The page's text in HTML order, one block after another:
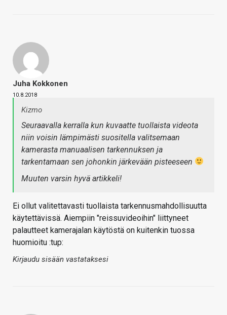
Juha Kokkonen
10.8.2018
Kizmo
Seuraavalla kerralla kun kuvaatte tuollaista videota
niin voisin lämpimästi suositella valitsemaan
kamerasta manuaalisen tarkennuksen ja
tarkentamaan sen johonkin järkevään pisteeseen
Muuten varsin hyvä artikkeli!
Ei ollut valitettavasti tuollaista tarkennusmahdollisuutta
käytettävissä. Aiempiin "reissuvideoihin" liittyneet
palautteet kamerajalan käytöstä on kuitenkin tuossa
huomioitu :tup:
Kirjaudu sisään vastataksesi